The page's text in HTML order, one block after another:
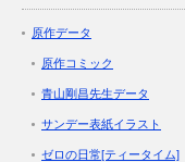
原作データ
原作コミック
青山剛昌先生データ
サンデー表紙イラスト
ゼロの日常[ティータイム]